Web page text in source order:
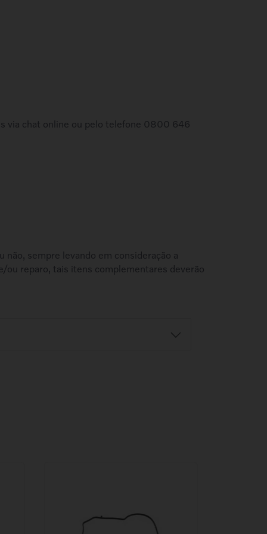
via chat online ou pelo telefone 0800 646
não, sempre levando em consideração a
ou reparo, tais itens complementares deverão